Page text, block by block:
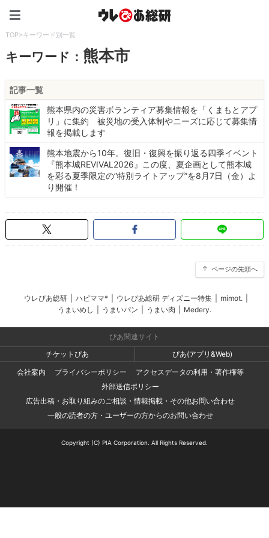
TOP>キーワード別一覧
キーワード： 熊本市
記事一覧
熊本県内の災害ボランティア募集情報を「くまもとアプ
リ」に集約 被災地の受入体制やニーズに応じて募集情
報を掲載します
熊本地震から10年。復旧・復興を振り返る四季イベント
『熊本城REVIVAL2026』この度、夏企画として熊本城
を彩る夏季限定の”特別ライトアップ”を8月7日（金）よ
り開催！
ページの先頭へ
ウレぴあ総研 ハピママ* ウレぴあ総研 ディズニー特集 mimot.
うまいめし
うまいパン うまい肉 Medery.
ぴあ関連サイト
チケットぴあ
ぴあ(アプリ&Web)
会社案内
プライバシーポリシー
アクセスデータの利用・著作権等
外部送信ポリシー
広告出稿・お取り組みのご相談・情報掲載・その他お問い合わせ
一般の読者の方・ユーザーの方からのお問い合わせ
Copyright (C) PIA Corporation. All Rights Reserved.